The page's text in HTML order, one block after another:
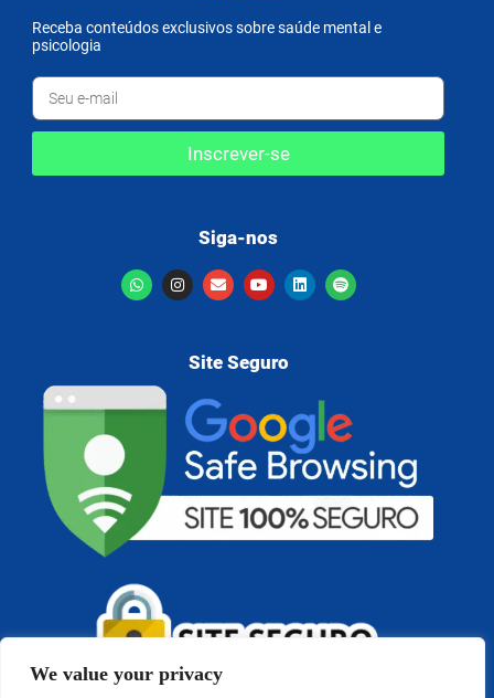
We value your privacy
Receba conteúdos exclusivos sobre saúde mental e
psicologia
Inscrever-se
Siga-nos
Site Seguro